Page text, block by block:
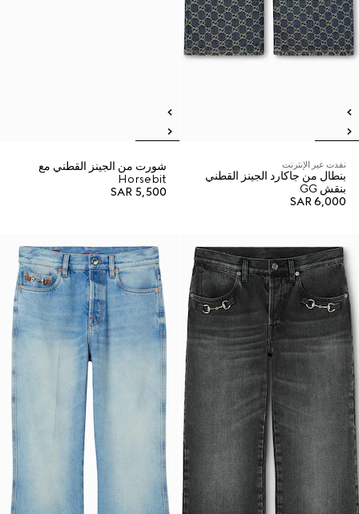
نفدت عبر الإنترنت
بنطال من جاكارد الجينز القطني
بنقش GG
SAR 6,000
شورت من الجينز القطني مع
Horsebit
SAR 5,500